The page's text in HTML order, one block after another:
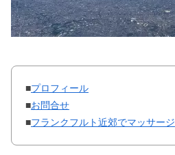
■プロフィール
■お問合せ
■フランクフルト近郊でマッサージ